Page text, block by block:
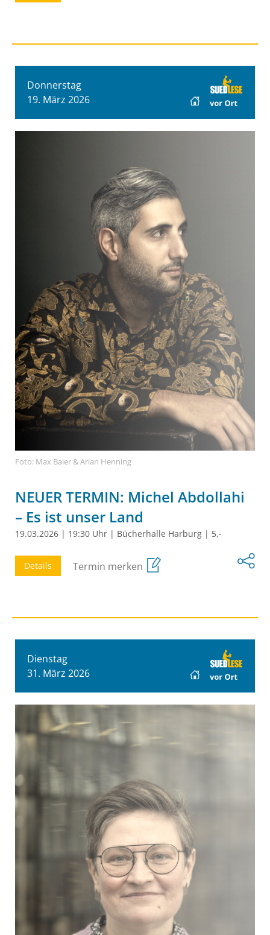
Donnerstag
19. März 2026
Foto: Max Baier & Arian Henning
NEUER TERMIN: Michel Abdollahi
– Es ist unser Land
19.03.2026 | 19:30 Uhr | Bücherhalle Harburg | 5,-
Details Termin merken
Dienstag
31. März 2026